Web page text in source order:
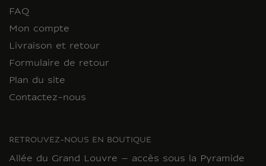
FAQ
Mon compte
Livraison et retour
Formulaire de retour
Plan du site
Contactez-nous
RETROUVEZ-NOUS EN BOUTIQUE
Allée du Grand Louvre – accès sous la Pyramide